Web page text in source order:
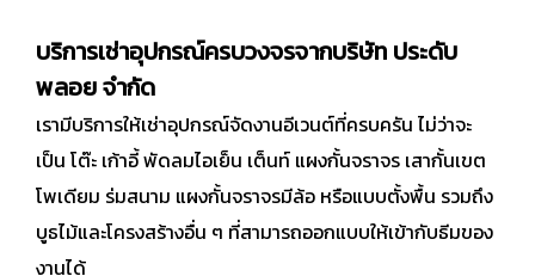
บริการเช่าอุปกรณ์ครบวงจรจากบริษัท ประดับ
พลอย จำกัด
เรามีบริการให้เช่าอุปกรณ์จัดงานอีเวนต์ที่ครบครัน ไม่ว่าจะ
เป็น โต๊ะ เก้าอี้ พัดลมไอเย็น เต็นท์ แผงกั้นจราจร เสากั้นเขต
โพเดียม ร่มสนาม แผงกั้นจราจรมีล้อ หรือแบบตั้งพื้น รวมถึง
บูธไม้และโครงสร้างอื่น ๆ ที่สามารถออกแบบให้เข้ากับธีมของ
งานได้